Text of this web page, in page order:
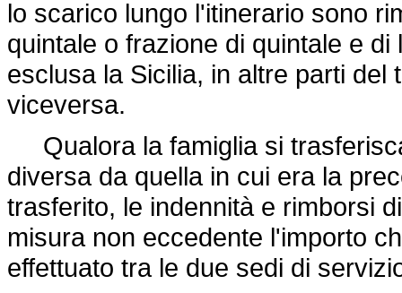
lo scarico lungo l'itinerario sono
quintale o frazione di quintale e
esclusa la Sicilia, in altre parti
viceversa.
Qualora la famiglia si
diversa da quella in cui era la
trasferito, le indennità e rimborsi
misura non eccedente l'importo
effettuato tra le due sedi di